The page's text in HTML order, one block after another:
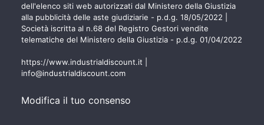
dell'elenco siti web autorizzati dal Ministero della Giustizia
alla pubblicità delle aste giudiziarie - p.d.g. 18/05/2022 |
Società iscritta al n.68 del Registro Gestori vendite
telematiche del Ministero della Giustizia - p.d.g. 01/04/2022
https://www.industrialdiscount.it
info@industrialdiscount.com
Modifica il tuo consenso